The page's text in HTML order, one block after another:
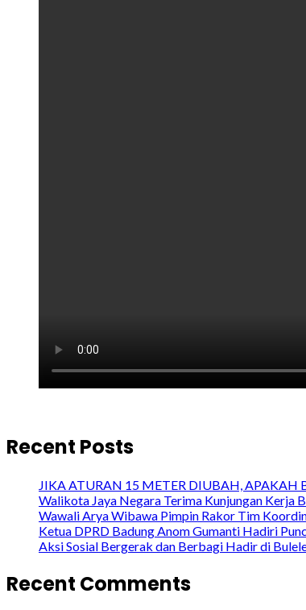
Recent Posts
JIKA ATURAN 15 METER DIUBAH, APAKAH
Walikota Jaya Negara Terima Kunjungan Kerja
Wawali Arya Wibawa Pimpin Rakor Tim
Ketua DPRD Badung Anom Gumanti Hadiri
Aksi Sosial Bergerak dan Berbagi Hadir di
Recent Comments